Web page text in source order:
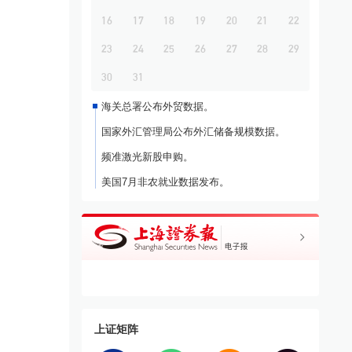
16 17 18 19 20 21 22
23 24 25 26 27 28 29
30 31
海关总署公布外贸数据。
国家外汇管理局公布外汇储备规模数据。
频准激光新股申购。
美国7月非农就业数据发布。
上证矩阵